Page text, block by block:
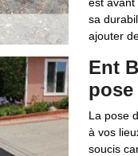
sa
ajouter
Ent
La pose
à vos
soucis